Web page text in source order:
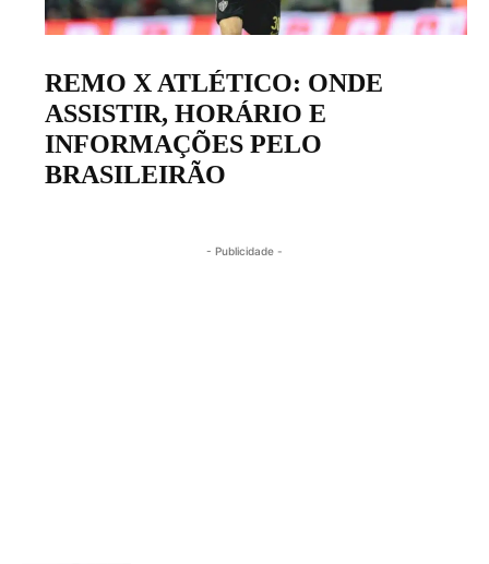
REMO X ATLÉTICO: ONDE
ASSISTIR, HORÁRIO E
INFORMAÇÕES PELO
BRASILEIRÃO
- Publicidade -